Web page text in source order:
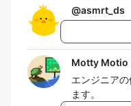
@asmrt_ds
Motty Motio
エンジニア
ます。